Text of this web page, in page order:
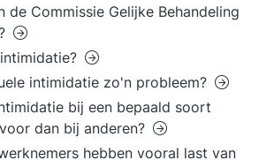
de Commissie Gelijke Behandeling
intimidatie zo'n probleem?
bij een bepaald soort
dan bij anderen?
hebben vooral last van